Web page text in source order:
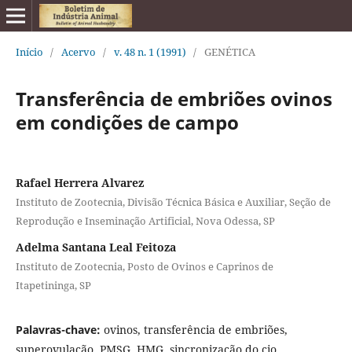
Início / Acervo / v. 48 n. 1 (1991) / GENÉTICA
Transferência de embriões ovinos
em condições de campo
Rafael Herrera Alvarez
Instituto de Zootecnia, Divisão Técnica Básica e Auxiliar, Seção de
Reprodução e Inseminação Artificial, Nova Odessa, SP
Adelma Santana Leal Feitoza
Instituto de Zootecnia, Posto de Ovinos e Caprinos de
Itapetininga, SP
Palavras-chave: ovinos, transferência de embriões,